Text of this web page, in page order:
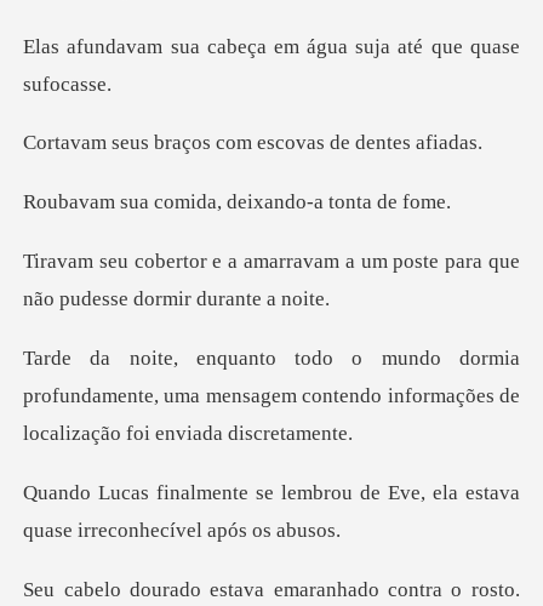
beça em água suja até
ços com escovas d
mida, deixando-
avam a um poste para que
não p
profundamente, uma mensagem contendo informaç
brou de Eve, ela estava
quase